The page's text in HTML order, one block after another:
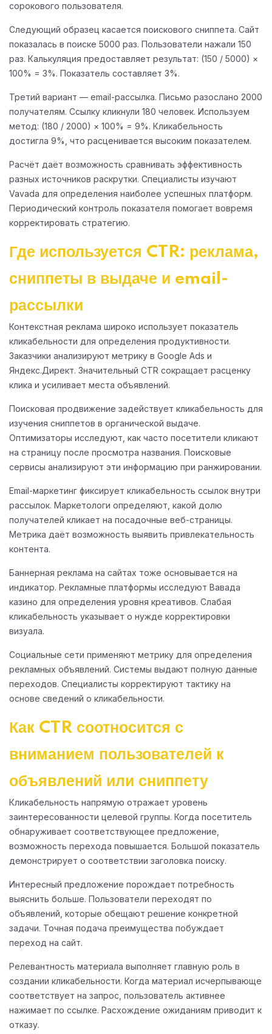
сорокового пользователя.
Следующий образец касается поискового сниппета. Сайт
показалась в поиске 5000 раз. Пользователи нажали 150
раз. Калькуляция предоставляет результат: (150 / 5000) ×
100% = 3%. Показатель составляет 3%.
Третий вариант — email-рассылка. Письмо разослано 2000
получателям. Ссылку кликнули 180 человек. Используем
метод: (180 / 2000) × 100% = 9%. Кликабельность
достигла 9%, что расценивается высоким показателем.
Расчёт даёт возможность сравнивать эффективность
разных источников раскрутки. Специалисты изучают
Vavada для определения наиболее успешных платформ.
Периодический контроль показателя помогает вовремя
корректировать стратегию.
Где используется CTR: реклама,
сниппеты в выдаче и email-
рассылки
Контекстная реклама широко использует показатель
кликабельности для определения продуктивности.
Заказчики анализируют метрику в Google Ads и
Яндекс.Директ. Значительный CTR сокращает расценку
клика и усиливает места объявлений.
Поисковая продвижение задействует кликабельность для
изучения сниппетов в органической выдаче.
Оптимизаторы исследуют, как часто посетители кликают
на страницу после просмотра названия. Поисковые
сервисы анализируют эти информацию при ранжировании.
Email-маркетинг фиксирует кликабельность ссылок внутри
рассылок. Маркетологи определяют, какой долю
получателей кликает на посадочные веб-страницы.
Метрика даёт возможность выявить привлекательность
контента.
Баннерная реклама на сайтах тоже основывается на
индикатор. Рекламные платформы исследуют Вавада
казино для определения уровня креативов. Слабая
кликабельность указывает о нужде корректировки
визуала.
Социальные сети применяют метрику для определения
рекламных объявлений. Системы выдают полную данные
переходов. Специалисты корректируют тактику на
основе сведений о кликабельности.
Как CTR соотносится с
вниманием пользователей к
объявлений или сниппету
Кликабельность напрямую отражает уровень
заинтересованности целевой группы. Когда посетитель
обнаруживает соответствующее предложение,
возможность перехода повышается. Большой показатель
демонстрирует о соответствии заголовка поиску.
Интересный предложение порождает потребность
выяснить больше. Пользователи переходят по
объявлений, которые обещают решение конкретной
задачи. Точная подача преимущества побуждает
переход на сайт.
Релевантность материала выполняет главную роль в
создании кликабельности. Когда материал исчерпывающе
соответствует на запрос, пользователь активнее
нажимает по ссылке. Расхождение ожиданиям приводит к
отказу.